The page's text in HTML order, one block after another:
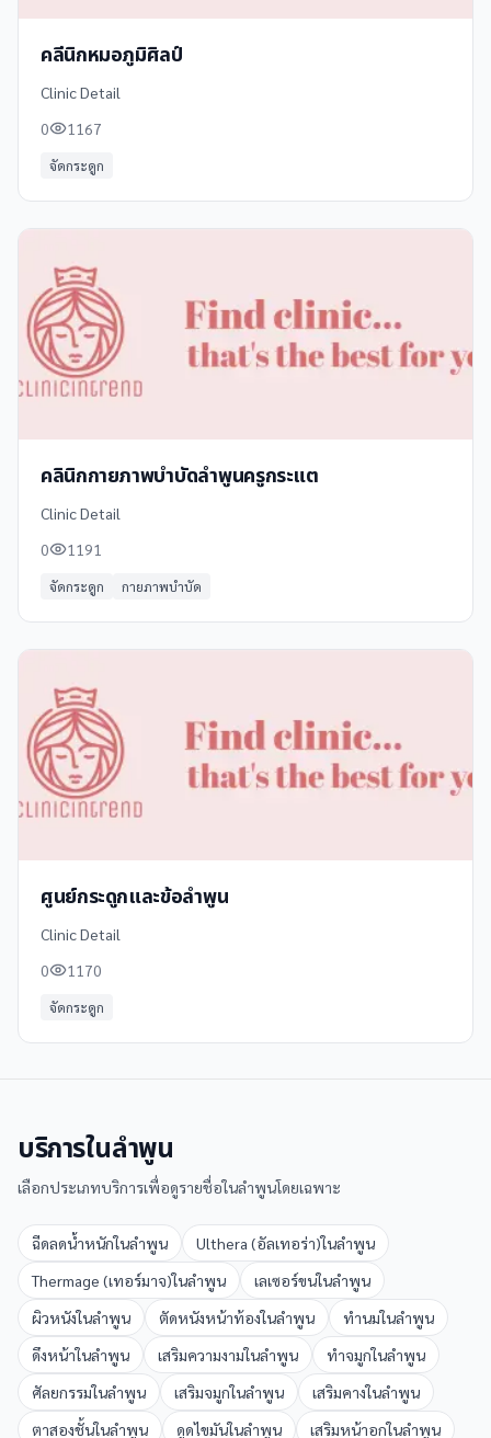
คลีนิกหมอภูมิศิลป์
Clinic Detail
0
1167
จัดกระดูก
คลินิกกายภาพบำบัดลำพูนครูกระแต
Clinic Detail
0
1191
จัดกระดูก กายภาพบำบัด
ศูนย์กระดูกและข้อลำพูน
Clinic Detail
0
1170
จัดกระดูก
บริการในลำพูน
เลือกประเภทบริการเพื่อดูรายชื่อในลำพูนโดยเฉพาะ
ฉีดลดน้ำหนักในลำพูน Ulthera (อัลเทอร่า)ในลำพูน
Thermage (เทอร์มาจ)ในลำพูน เลเซอร์ขนในลำพูน
ผิวหนังในลำพูน ตัดหนังหน้าท้องในลำพูน ทำนมในลำพูน
ดึงหน้าในลำพูน เสริมความงามในลำพูน ทำจมูกในลำพูน
ศัลยกรรมในลำพูน เสริมจมูกในลำพูน เสริมคางในลำพูน
ตาสองชั้นในลำพูน ดูดไขมันในลำพูน เสริมหน้าอกในลำพูน